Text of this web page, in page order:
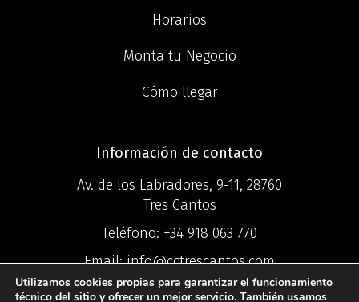
Horarios
Monta tu Negocio
Cómo llegar
Información de contacto
Av. de los Labradores, 9-11, 28760
Tres Cantos
Teléfono: +34 918 063 770
Email:info@cctrescantos.com
Utilizamos cookies propias para garantizar el funcionamiento
técnico del sitio y ofrecer un mejor servicio. También usamos